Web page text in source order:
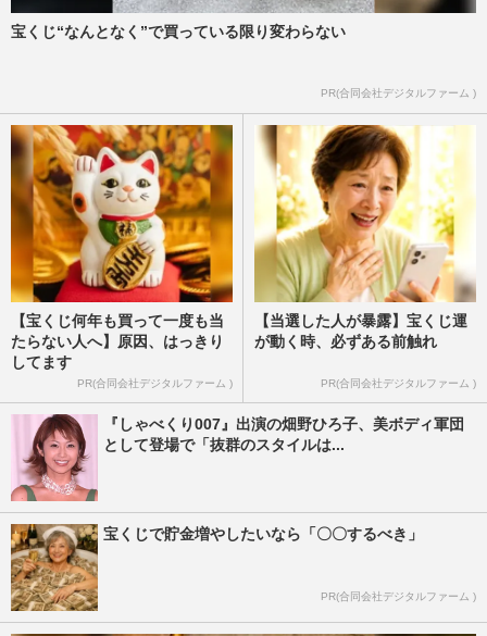
宝くじ“なんとなく”で買っている限り変わらない
PR(合同会社デジタルファーム )
【宝くじ何年も買って一度も当
たらない人へ】原因、はっきり
してます
PR(合同会社デジタルファーム )
【当選した人が暴露】宝くじ運
が動く時、必ずある前触れ
PR(合同会社デジタルファーム )
『しゃべくり007』出演の畑野ひろ子、美ボディ軍団
として登場で「抜群のスタイルは...
宝くじで貯金増やしたいなら「〇〇するべき」
PR(合同会社デジタルファーム )